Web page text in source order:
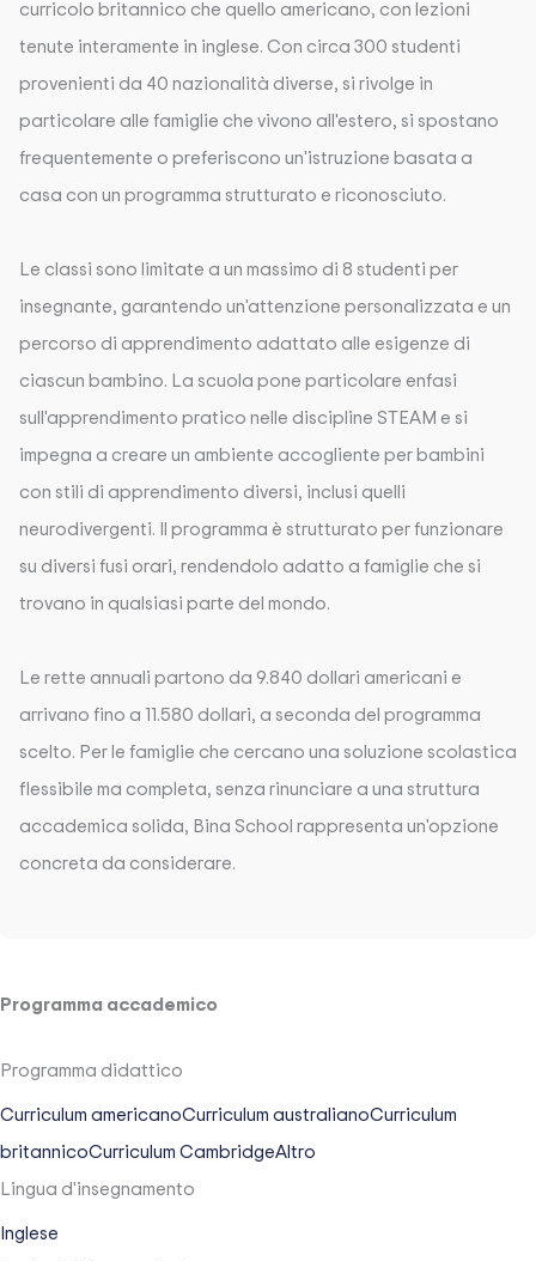
curricolo britannico che quello americano, con lezioni
tenute interamente in inglese. Con circa 300 studenti
provenienti da 40 nazionalità diverse, si rivolge in
particolare alle famiglie che vivono all'estero, si spostano
frequentemente o preferiscono un'istruzione basata a
casa con un programma strutturato e riconosciuto.
Le classi sono limitate a un massimo di 8 studenti per
insegnante, garantendo un'attenzione personalizzata e un
percorso di apprendimento adattato alle esigenze di
ciascun bambino. La scuola pone particolare enfasi
sull'apprendimento pratico nelle discipline STEAM e si
impegna a creare un ambiente accogliente per bambini
con stili di apprendimento diversi, inclusi quelli
neurodivergenti. Il programma è strutturato per funzionare
su diversi fusi orari, rendendolo adatto a famiglie che si
trovano in qualsiasi parte del mondo.
Le rette annuali partono da 9.840 dollari americani e
arrivano fino a 11.580 dollari, a seconda del programma
scelto. Per le famiglie che cercano una soluzione scolastica
flessibile ma completa, senza rinunciare a una struttura
accademica solida, Bina School rappresenta un'opzione
concreta da considerare.
Programma accademico
Programma didattico
Curriculum americanoCurriculum australianoCurriculum
britannicoCurriculum CambridgeAltro
Lingua d'insegnamento
Inglese